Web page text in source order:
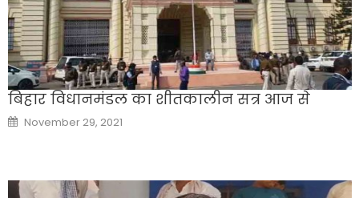
बिहार विधानमंडल का शीतकालीन सत्र आज से
Posted
on
November 29, 2021